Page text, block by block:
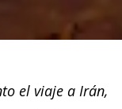
el viaje a Irán,